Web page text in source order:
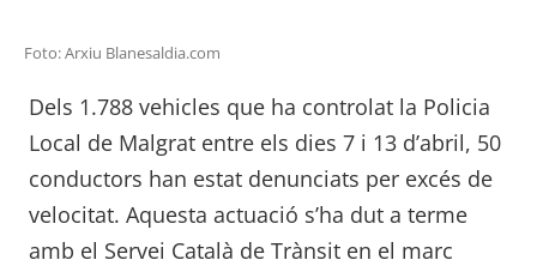
Foto: Arxiu Blanesaldia.com
Dels 1.788 vehicles que ha controlat la Policia
Local de Malgrat entre els dies 7 i 13 d’abril, 50
conductors han estat denunciats per excés de
velocitat. Aquesta actuació s’ha dut a terme
amb el Servei Català de Trànsit en el marc